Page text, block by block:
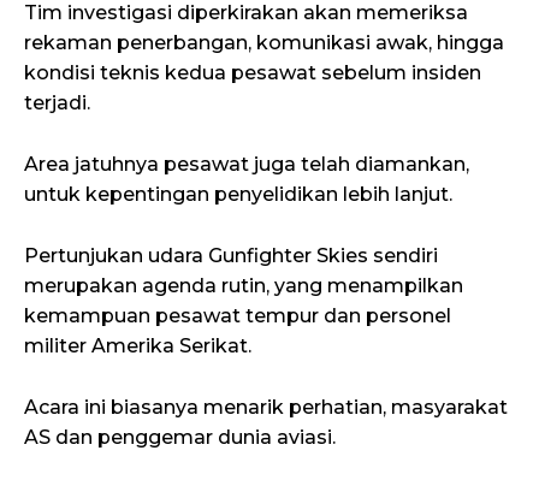
Tim investigasi diperkirakan akan memeriksa
rekaman penerbangan, komunikasi awak, hingga
kondisi teknis kedua pesawat sebelum insiden
terjadi.
Area jatuhnya pesawat juga telah diamankan,
untuk kepentingan penyelidikan lebih lanjut.
Pertunjukan udara Gunfighter Skies sendiri
merupakan agenda rutin, yang menampilkan
kemampuan pesawat tempur dan personel
militer Amerika Serikat.
Acara ini biasanya menarik perhatian, masyarakat
AS dan penggemar dunia aviasi.